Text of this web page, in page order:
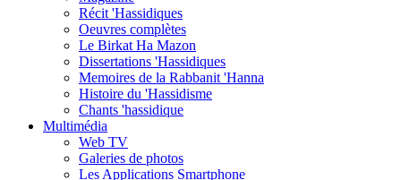
Récit 'Hassidiques
Oeuvres complètes
Le Birkat Ha Mazon
Dissertations 'Hassidiques
Memoires de la Rabbanit 'Hanna
Histoire du 'Hassidisme
Chants 'hassidique
Multimédia
Web TV
Galeries de photos
Les Applications Smartphone